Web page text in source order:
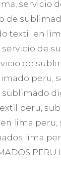
, servicio
de
textil en
servicio de
de
peru,
sublimado
peru,
lima peru,
lima
PERU